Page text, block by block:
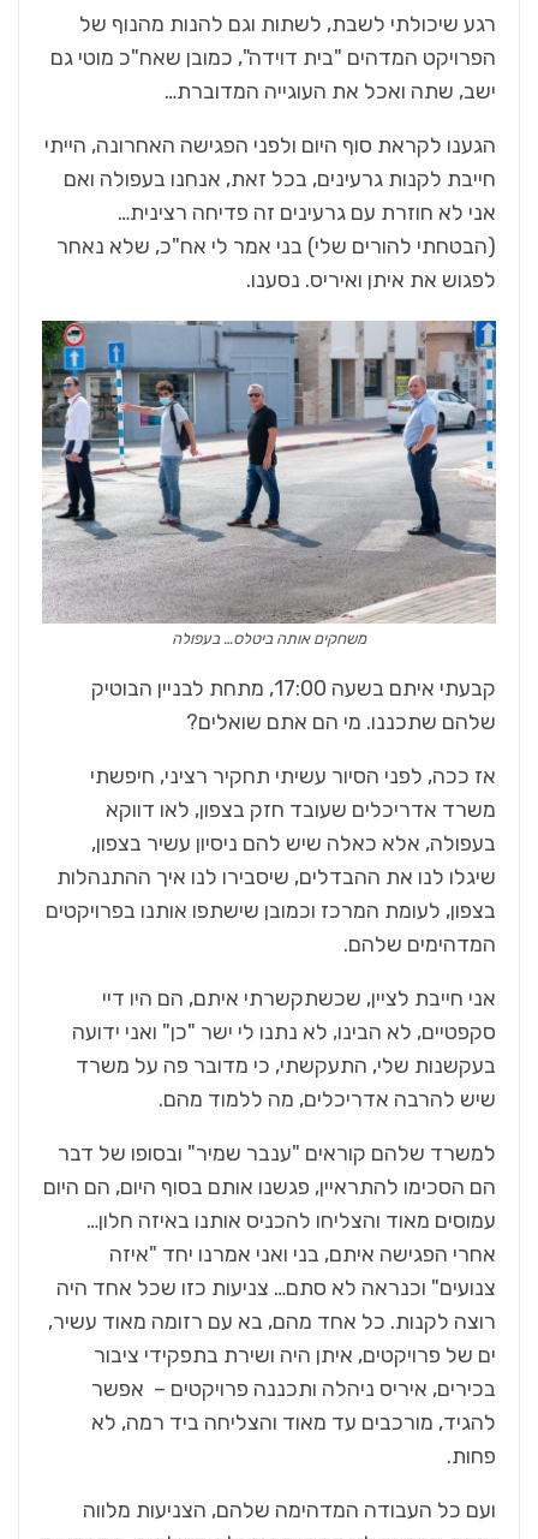
רגע שיכולתי לשבת, לשתות וגם להנות מהנוף של
הפרויקט המדהים "בית דוידה", כמובן שאח"כ מוטי גם
ישב, שתה ואכל את העוגייה המדוברת…
הגענו לקראת סוף היום ולפני הפגישה האחרונה, הייתי
חייבת לקנות גרעינים, בכל זאת, אנחנו בעפולה ואם
אני לא חוזרת עם גרעינים זה פדיחה רצינית…
(הבטחתי להורים שלי) בני אמר לי אח"כ, שלא נאחר
לפגוש את איתן ואיריס. נסענו.
משחקים אותה ביטלס… בעפולה
קבעתי איתם בשעה 17:00, מתחת לבניין הבוטיק
שלהם שתכננו. מי הם אתם שואלים?
אז ככה, לפני הסיור עשיתי תחקיר רציני, חיפשתי
משרד אדריכלים שעובד חזק בצפון, לאו דווקא
בעפולה, אלא כאלה שיש להם ניסיון עשיר בצפון,
שיגלו לנו את ההבדלים, שיסבירו לנו איך ההתנהלות
בצפון, לעומת המרכז וכמובן שישתפו אותנו בפרויקטים
המדהימים שלהם.
אני חייבת לציין, שכשתקשרתי איתם, הם היו דיי
סקפטיים, לא הבינו, לא נתנו לי ישר "כן" ואני ידועה
בעקשנות שלי, התעקשתי, כי מדובר פה על משרד
שיש להרבה אדריכלים, מה ללמוד מהם.
למשרד שלהם קוראים "ענבר שמיר" ובסופו של דבר
הם הסכימו להתראיין, פגשנו אותם בסוף היום, הם היום
עמוסים מאוד והצליחו להכניס אותנו באיזה חלון…
אחרי הפגישה איתם, בני ואני אמרנו יחד "איזה
צנועים" וכנראה לא סתם… צניעות כזו שכל אחד היה
רוצה לקנות. כל אחד מהם, בא עם רזומה מאוד עשיר,
ים של פרויקטים, איתן היה ושירת בתפקידי ציבור
בכירים, איריס ניהלה ותכננה פרויקטים – אפשר
להגיד, מורכבים עד מאוד והצליחה ביד רמה, לא
פחות.
ועם כל העבודה המדהימה שלהם, הצניעות מלווה